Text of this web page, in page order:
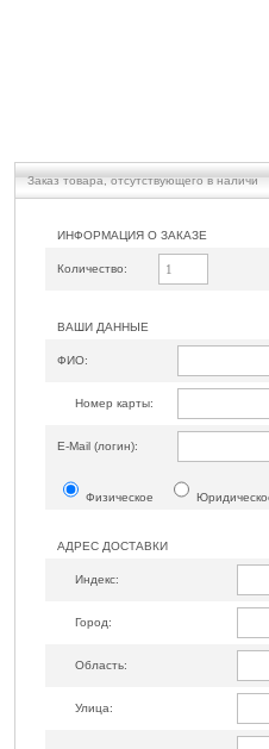
Заказ товара, отсутствующего в наличи
ИНФОРМАЦИЯ О ЗАКАЗЕ
Количество:
ВАШИ ДАННЫЕ
ФИО:
Номер карты:
Е-Mail (логин):
Физическое
АДРЕС ДОСТАВКИ
Индекс:
Город:
Область:
Улица: